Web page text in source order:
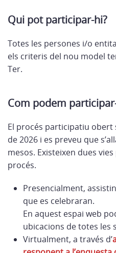
Qui pot participar-hi?
Totes les persones i/o
els criteris del nou model
Ter.
Com podem
El procés participatiu obert
de 2026 i es preveu que
mesos. Existeixen dues
procés.
Presencialment,
que es celebraran.
En aquest espai web
ubicacions de totes les
Virtualment, a través d’